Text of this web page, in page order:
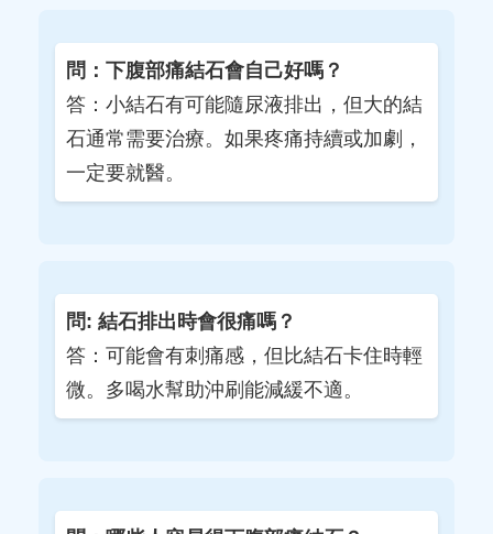
問：下腹部痛結石會自己好嗎？
答：小結石有可能隨尿液排出，但大的結
石通常需要治療。如果疼痛持續或加劇，
一定要就醫。
問: 結石排出時會很痛嗎？
答：可能會有刺痛感，但比結石卡住時輕
微。多喝水幫助沖刷能減緩不適。